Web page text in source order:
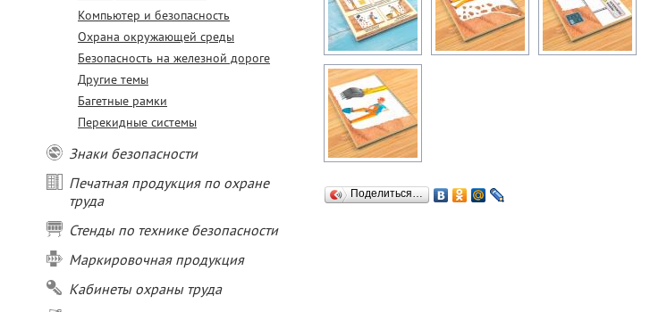
Компьютер и безопасность
Охрана окружающей среды
Безопасность на железной дороге
Другие темы
Багетные рамки
Перекидные системы
Знаки безопасности
Печатная продукция по охране
труда
Стенды по технике безопасности
Маркировочная продукция
Кабинеты охраны труда
Поделиться…